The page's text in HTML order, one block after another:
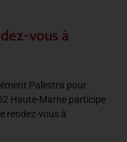
vous à
Palestra pour
Haute-Marne participe
rendez-vous à